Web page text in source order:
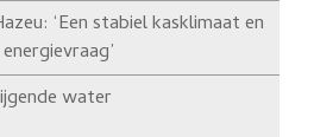
‘Een stabiel kasklimaat en
water